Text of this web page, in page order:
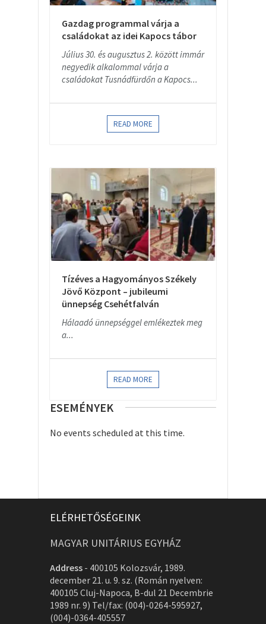
Gazdag programmal várja a
családokat az idei Kapocs tábor
Július 30. és augusztus 2. között immár
negyedik alkalommal várja a
családokat Tusnádfürdőn a Kapocs...
READ MORE
Tízéves a Hagyományos Székely
Jövő Központ – jubileumi
ünnepség Csehétfalván
Hálaadó ünnepséggel emlékeztek meg
a...
READ MORE
ESEMÉNYEK
No events scheduled at this time.
ELÉRHETŐSÉGEINK
MAGYAR UNITÁRIUS EGYHÁZ
Address - 400105 Kolozsvár, 1989.
december 21. u. 9. sz. (Román nyelven:
400105 Cluj-Napoca, B-dul 21 Decembrie
1989 nr. 9) Tel/fax: (004)-0264-595927,
(004)-0364-405557